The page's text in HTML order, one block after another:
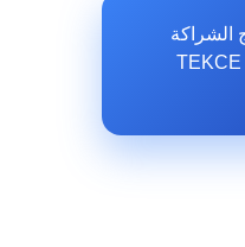
الشراكة
الخاص بشركة TEKCE